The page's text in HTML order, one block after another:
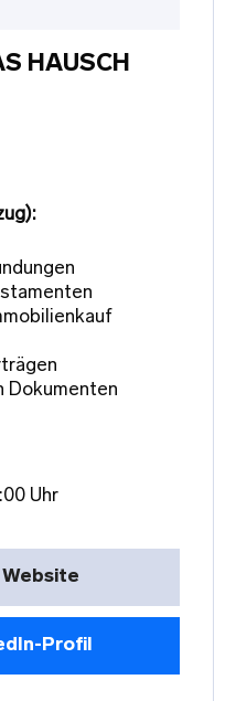
HAUSCH
Dokumenten
Uhr
Website
Profil